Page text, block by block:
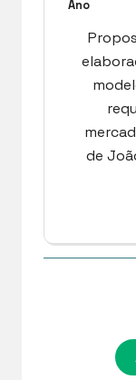
de